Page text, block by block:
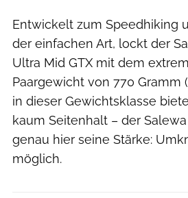
Entwickelt zum Speedhiking
der einfachen Art, lockt der
Ultra Mid GTX mit dem
Paargewicht von 770 Gramm
in dieser Gewichtsklasse
kaum Seitenhalt – der
genau hier seine Stärke:
möglich.